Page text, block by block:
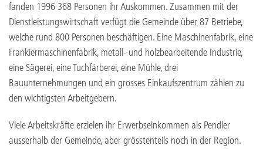
fanden 1996 368 Personen ihr Auskommen. Zusammen mit der
Dienstleistungswirtschaft verfügt die Gemeinde über 87 Betriebe,
welche rund 800 Personen beschäftigen. Eine Maschinenfabrik, eine
Frankiermaschinenfabrik, metall- und holzbearbeitende Industrie,
eine Sägerei, eine Tuchfärberei, eine Mühle, drei
Bauunternehmungen und ein grosses Einkaufszentrum zählen zu
den wichtigsten Arbeitgebern.
Viele Arbeitskräfte erzielen ihr Erwerbseinkommen als Pendler
ausserhalb der Gemeinde, aber grösstenteils noch in der Region.